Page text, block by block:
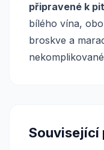
připravené k
bílého vína,
broskve a
Související